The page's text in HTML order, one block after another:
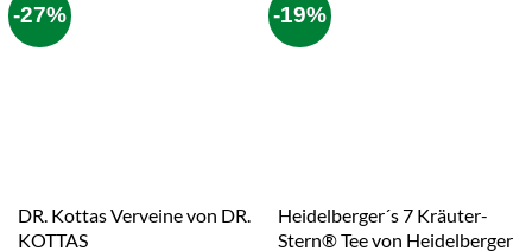
-27%
DR. Kottas Verveine von DR.
KOTTAS
-19%
Heidelberger´s 7 Kräuter-
Stern® Tee von Heidelberger